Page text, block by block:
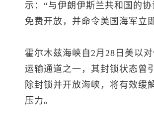
示：“与伊朗伊斯兰共和国的
免费开放，并命令美国海军立
霍尔木兹海峡自2月28日美以
运输通道之一，其封锁状态曾
除封锁并开放海峡，将有效缓
压力。